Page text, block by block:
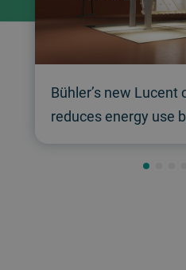
Bühler’s new Lucent
reduces energy use